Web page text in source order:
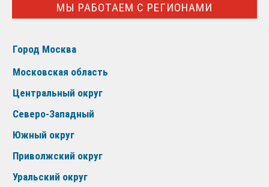
МЫ РАБОТАЕМ С РЕГИОНАМИ
Город Москва
Московская область
Центральный округ
Северо-Западный
Южный округ
Приволжский округ
Уральский округ